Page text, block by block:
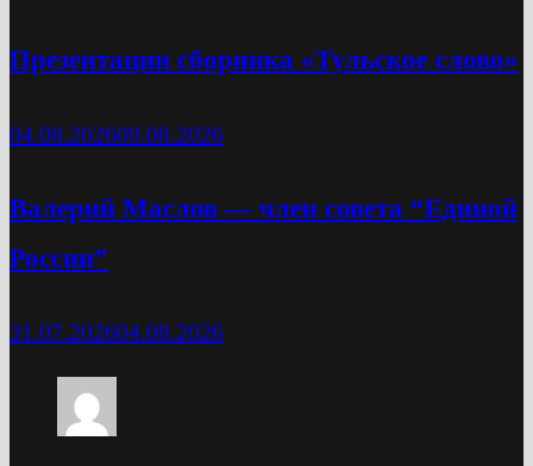
Презентации сборника «Тульское слово»
04.08.202609.08.2026
Валерий Маслов — член совета “Единой
России”
31.07.202604.08.2026